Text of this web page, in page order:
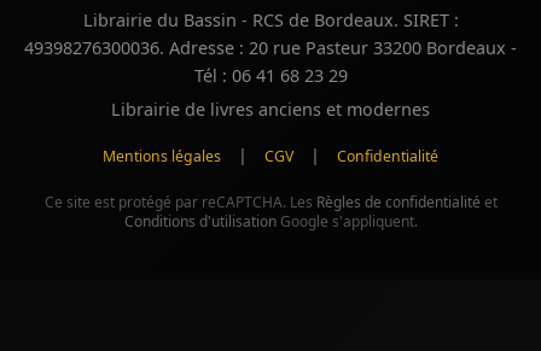
Librairie du Bassin - RCS de Bordeaux. SIRET :
49398276300036. Adresse : 20 rue Pasteur 33200 Bordeaux -
Tél : 06 41 68 23 29
Librairie de livres anciens et modernes
Mentions légales | CGV | Confidentialité
Ce site est protégé par reCAPTCHA. Les Règles de confidentialité et
Conditions d'utilisationGoogle s'appliquent.